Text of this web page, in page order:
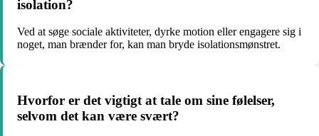
isolation?
Ved at søge sociale aktiviteter, dyrke motion eller engagere sig i
noget, man brænder for, kan man bryde isolationsmønstret.
Hvorfor er det vigtigt at tale om sine følelser,
selvom det kan være svært?